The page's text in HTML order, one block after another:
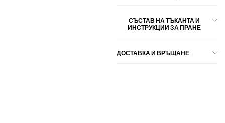
СЪСТАВ НА ТЪКАНТА И
ИНСТРУКЦИИ ЗА ПРАНЕ
ДОСТАВКА И ВРЪЩАНЕ